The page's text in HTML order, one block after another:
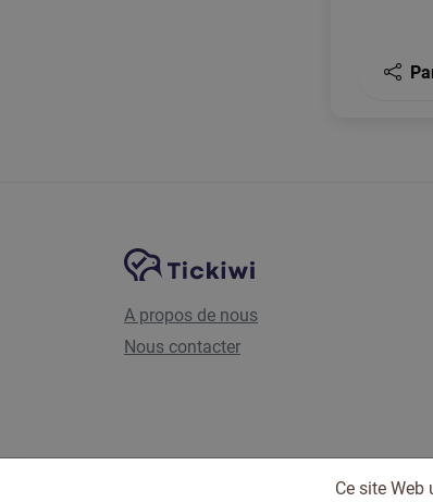
Navigation du sitePlate-forme Tickiwi
A propos de nous
Nous contacter
Ce site